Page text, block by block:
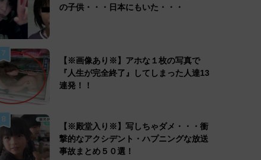
の子供・・・日本にもいた・・・
7
【※画像あり※】アホな１枚の写真で
『人生が完全終了』してしまった人達13
連発！！
8
【※殿堂入り※】写しちゃダメ・・・衝
撃的なアクシデント・ハプニングな放送
事故まとめ５０選！